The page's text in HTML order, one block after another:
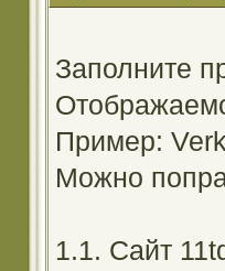
Заполните
Пример:
Можно
1.1. Сайт